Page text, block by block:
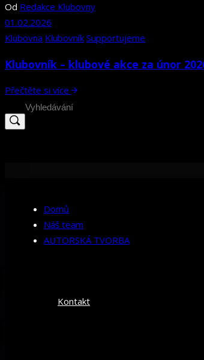
Od Redakce Klubovny
01.02.2026
Klubovna Klubovník Supportujeme
Klubovník – klubové akce za únor
Přečtěte si více
Search
for:
Domů
Náš team
AUTORSKÁ TVORBA
Kontakt